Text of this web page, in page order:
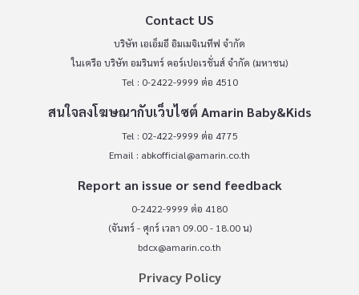
Contact US
บริษัท เอเอ็มอี อิมเมจิเนทีฟ จำกัด
ในเครือ บริษัท อมรินทร์ คอร์เปอเรชั่นส์ จำกัด (มหาชน)
Tel : 0-2422-9999 ต่อ 4510
สนใจลงโฆษณากับเว็บไซต์ Amarin Baby&Kids
Tel : 02-422-9999 ต่อ 4775
Email : abkofficial@amarin.co.th
Report an issue or send feedback
0-2422-9999 ต่อ 4180
(จันทร์ - ศุกร์ เวลา 09.00 - 18.00 น)
bdcx@amarin.co.th
Privacy Policy